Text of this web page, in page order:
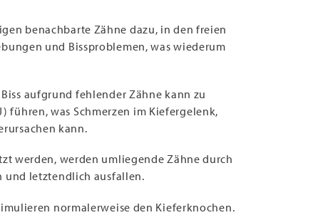
benachbarte Zähne dazu, in den freien
und Bissproblemen, was wiederum
aufgrund fehlender Zähne kann zu
was Schmerzen im Kiefergelenk,
kann.
werden, werden umliegende Zähne durch
und letztendlich ausfallen.
normalerweise den Kieferknochen.